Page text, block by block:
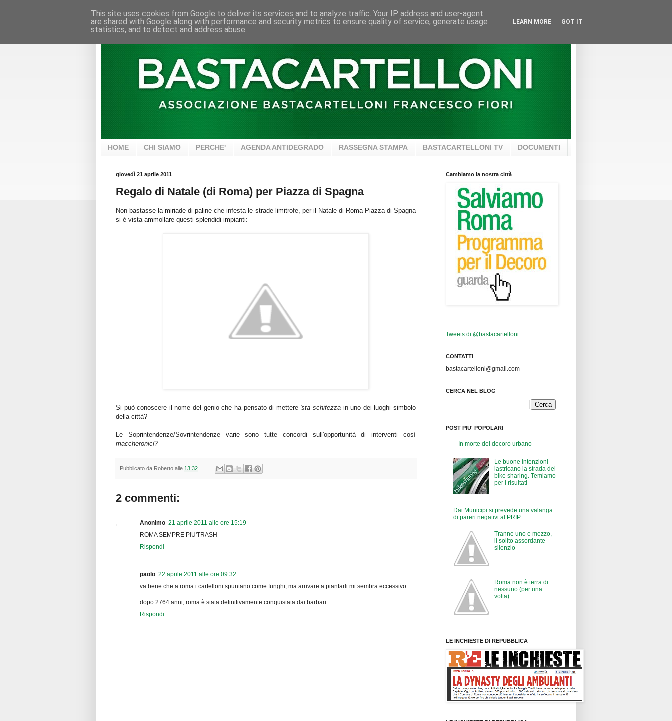
HOME CHI SIAMO PERCHE' AGENDA ANTIDEGRADO RASSEGNA STAMPA BASTACARTELLONI TV DOCUMENTI
giovedì 21 aprile 2011
Regalo di Natale (di Roma) per Piazza di Spagna
Non bastasse la miriade di paline che infesta le strade limitrofe, per il Natale di Roma Piazza di Spagna
si è vista ammollare questi splendidi impianti:
Si può conoscere il nome del genio che ha pensato di mettere 'sta schifezzain uno dei luoghi simbolo
della città?
Le Soprintendenze/Sovrintendenze varie sono tutte concordi sull'opportunità di interventi così
maccheronici?
Pubblicato da Roberto alle 13:32
2 commenti:
Anonimo 21 aprile 2011 alle ore 15:19
ROMA SEMPRE PIU'TRASH
Rispondi
paolo 22 aprile 2011 alle ore 09:32
va bene che a roma i cartelloni spuntano come funghi, ma arrivare a piantarli mi sembra eccessivo...
dopo 2764 anni, roma è stata definitivamente conquistata dai barbari..
Rispondi
Cambiamo la nostra città
Tweets di @bastacartelloni
bastacartelloni@gmail.com
In morte del decoro urbano
Le buone intenzioni
Dai Municipi si prevede una valanga
di pareri negativi al PRIP
LE INCHIESTE DI REPUBBLICA
This site uses cookies from Google to deliver its services and to analyze traffic. Your IP address and user-agent
are shared with Google along with performance and security metrics to ensure quality of service, generate usage
statistics, and to detect and address abuse.
LEARN MORE GOT IT